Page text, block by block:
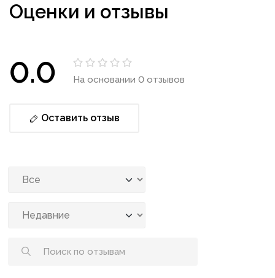
Оценки и отзывы
0.0 На основании 0 отзывов
Оставить отзыв